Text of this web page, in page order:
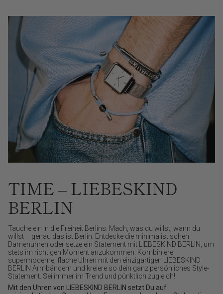
TIME – LIEBESKIND
BERLIN
Tauche ein in die Freiheit Berlins: Mach, was du willst, wann du
willst – genau das ist Berlin. Entdecke die minimalistischen
Damenuhren oder setze ein Statement mit LIEBESKIND BERLIN, um
stets im richtigen Moment anzukommen. Kombiniere
supermoderne, flache Uhren mit den einzigartigen LIEBESKIND
BERLIN Armbändern und kreiere so dein ganz persönliches Style-
Statement. Sei immer im Trend und pünktlich zugleich!
Mit den Uhren von LIEBESKIND BERLIN setzt Du auf